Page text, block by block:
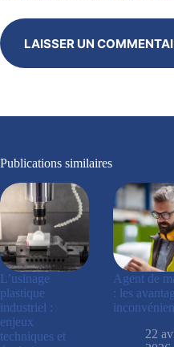
LAISSER UN
Publications similaires
L’usinage
plastique
industriel :
enjeux
techniques et
Agent de
: les
22